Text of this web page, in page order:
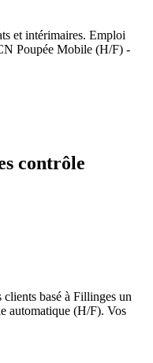
et intérimaires. Emploi
Poupée Mobile (H/F) -
contrôle
basé à Fillinges un
automatique (H/F). Vos